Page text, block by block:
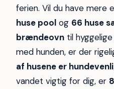
ferien. Vil du have mere
huse pool og 66 huse
brændeovn til
med hunden, er der
af husene er
vandet vigtig for dig, er